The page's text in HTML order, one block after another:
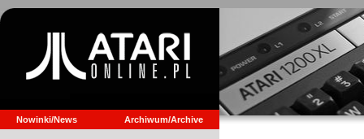
Nowinki/News Archiwum/Archive